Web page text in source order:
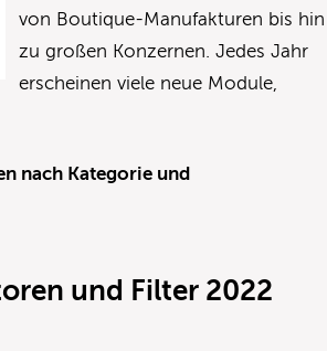
von Boutique-Manufakturen bis hin
zu großen Konzernen. Jedes Jahr
erscheinen viele neue Module,
nach Kategorie und
und Filter 2022